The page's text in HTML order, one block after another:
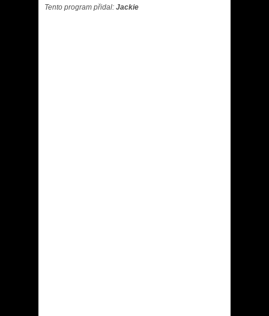
Tento program přidal: Jackie